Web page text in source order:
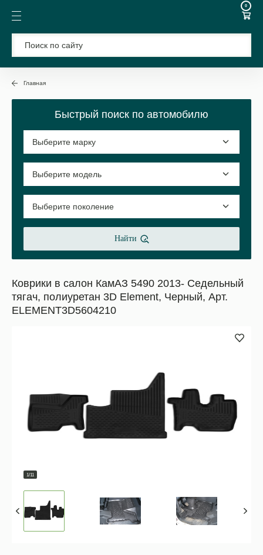
0
Главная
Быстрый поиск по автомобилю
Найти
Коврики в салон КамАЗ 5490 2013- Седельный
тягач, полиуретан 3D Element, Черный, Арт.
ELEMENT3D5604210
1/11